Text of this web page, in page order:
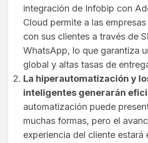
integración de Infobip con
Cloud permite a las
con sus clientes a través de
WhatsApp, lo que garantiza
global y altas tasas de
La hiperautomatización y
inteligentes generarán
automatización puede
muchas formas, pero el
experiencia del cliente estará